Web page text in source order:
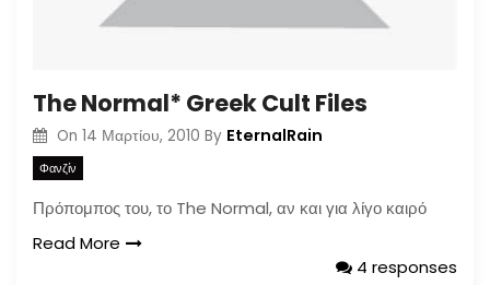
The Normal* Greek Cult Files
On 14 Μαρτίου, 2010 By EternalRain
Φανζίν
Πρόπομπος του, το The Normal, αν και για λίγο καιρό
Read More
4 responses